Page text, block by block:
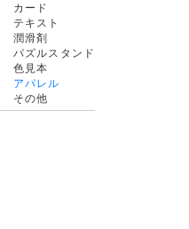
カード
テキスト
潤滑剤
パズルスタンド
色見本
アパレル
その他